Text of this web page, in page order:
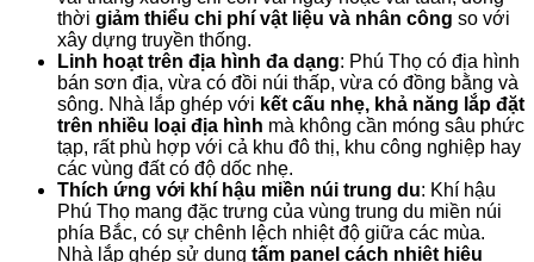
thời giảm thiểu chi phí vật liệu và nhân công so với
xây dựng truyền thống.
Linh hoạt trên địa hình đa dạng: Phú Thọ có địa hình
bán sơn địa, vừa có đồi núi thấp, vừa có đồng bằng và
sông. Nhà lắp ghép với kết cấu nhẹ, khả năng lắp đặt
trên nhiều loại địa hình mà không cần móng sâu phức
tạp, rất phù hợp với cả khu đô thị, khu công nghiệp hay
các vùng đất có độ dốc nhẹ.
Thích ứng với khí hậu miền núi trung du: Khí hậu
Phú Thọ mang đặc trưng của vùng trung du miền núi
phía Bắc, có sự chênh lệch nhiệt độ giữa các mùa.
Nhà lắp ghép sử dụng tấm panel cách nhiệt hiệu